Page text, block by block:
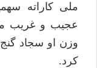
ملی کاراته
عجیب و غریب
وزن او سجاد گنج
کرد.